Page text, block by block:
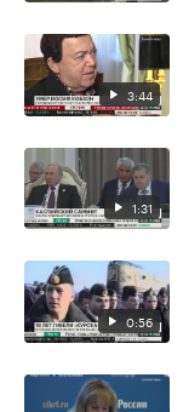
3:44
1:31
0:56